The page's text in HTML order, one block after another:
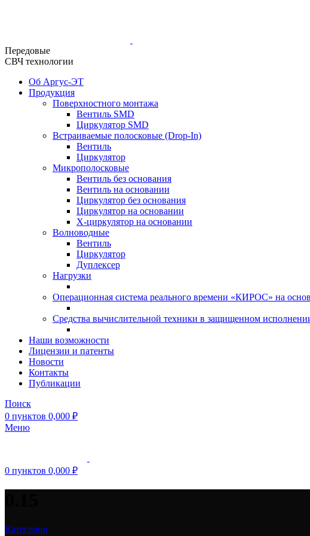
Передовые
СВЧ технологии
Об Аргус-ЭТ
Продукция
Поверхностного монтажа
Вентиль SMD
Циркулятор SMD
Встраиваемые полосковые (Drop-In)
Вентиль
Циркулятор
Микрополосковые
Вентиль без основания
Вентиль на основании
Циркулятор без основания
Циркулятор на основании
Х-циркулятор на основании
Волноводные
Вентиль
Циркулятор
Дуплексер
Нагрузки
Операционная система реального времени «КИРОС» на
Средства вычислительной техники в защищенном
Наши возможности
Лицензии и патенты
Новости
Контакты
Публикации
Поиск
0 пунктов 0,000 ₽
Меню
0 пунктов 0,000 ₽
Категории